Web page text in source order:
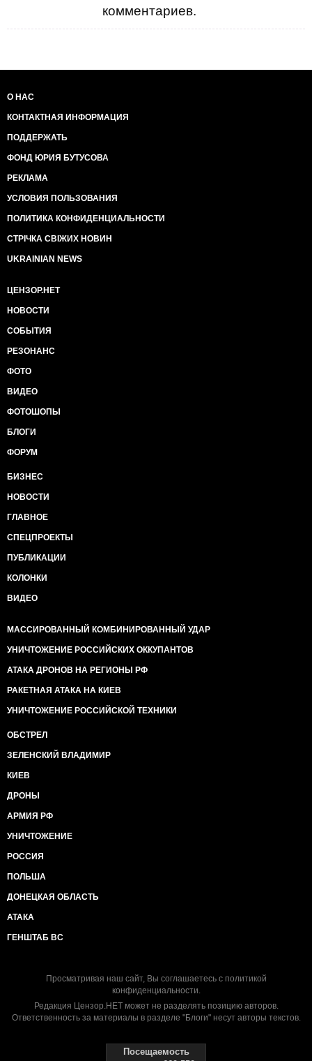
комментариев.
О НАС
КОНТАКТНАЯ ИНФОРМАЦИЯ
ПОДДЕРЖАТЬ
ФОНД ЮРИЯ БУТУСОВА
РЕКЛАМА
УСЛОВИЯ ПОЛЬЗОВАНИЯ
ПОЛИТИКА КОНФИДЕНЦИАЛЬНОСТИ
СТРІЧКА СВІЖИХ НОВИН
UKRAINIAN NEWS
ЦЕНЗОР.НЕТ
НОВОСТИ
СОБЫТИЯ
РЕЗОНАНС
ФОТО
ВИДЕО
ФОТОШОПЫ
БЛОГИ
ФОРУМ
БИЗНЕС
НОВОСТИ
ГЛАВНОЕ
СПЕЦПРОЕКТЫ
ПУБЛИКАЦИИ
КОЛОНКИ
ВИДЕО
МАССИРОВАННЫЙ КОМБИНИРОВАННЫЙ УДАР
УНИЧТОЖЕНИЕ РОССИЙСКИХ ОККУПАНТОВ
АТАКА ДРОНОВ НА РЕГИОНЫ РФ
РАКЕТНАЯ АТАКА НА КИЕВ
УНИЧТОЖЕНИЕ РОССИЙСКОЙ ТЕХНИКИ
ОБСТРЕЛ
ЗЕЛЕНСКИЙ ВЛАДИМИР
КИЕВ
ДРОНЫ
АРМИЯ РФ
УНИЧТОЖЕНИЕ
РОССИЯ
ПОЛЬША
ДОНЕЦКАЯ ОБЛАСТЬ
АТАКА
ГЕНШТАБ ВС
Просматривая наш сайт, Вы соглашаетесь с политикой
конфиденциальности.
Редакция Цензор.НЕТ может не разделять позицию авторов.
Ответственность за материалы в разделе "Блоги" несут авторы текстов.
Посещаемость